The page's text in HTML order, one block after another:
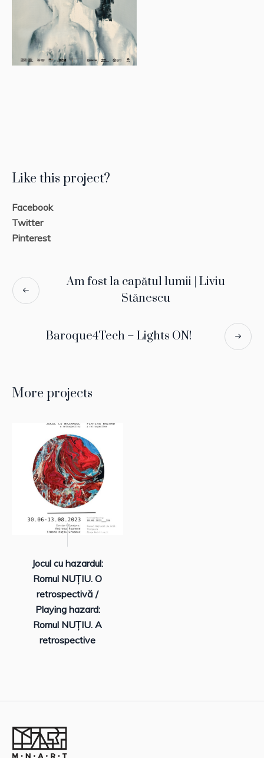
Like this project?
Facebook
Twitter
Pinterest
Am fost la capătul lumii | Liviu
Stănescu
Baroque4Tech – Lights ON!
More projects
Jocul cu hazardul:
Romul NUȚIU. O
retrospectivă /
Playing hazard:
Romul NUȚIU. A
retrospective